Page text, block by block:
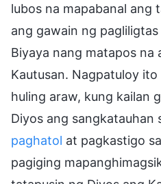
lubos na mapabanal ang
ang gawain ng
Biyaya nang matapos na
Kautusan. Nagpatuloy
huling araw, kung kailan
Diyos ang sangkatauhan
paghatol at pagkastigo
pagiging